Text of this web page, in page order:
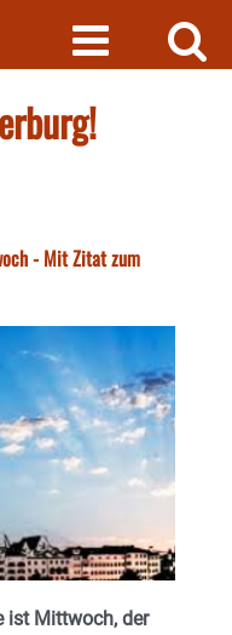
- Mit Zitat zum
ist Mittwoch, der